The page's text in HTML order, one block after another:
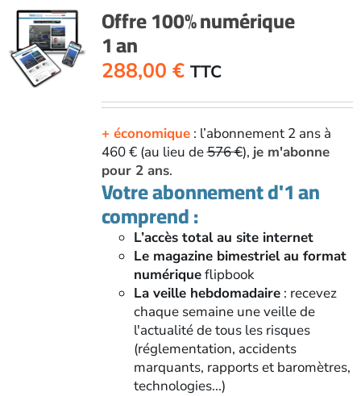
Offre 100% numérique
1 an
288,00 € TTC
+ économique: l’abonnement 2 ans à
460 € (au lieu de576 €), je m'abonne
pour 2 ans.
Votre abonnement d'1 an
comprend :
L’accès total au site internet
Le magazine bimestriel au format
numériqueflipbook
La veille hebdomadaire: recevez
chaque semaine une veille de
l'actualité de tous les risques
(réglementation, accidents
marquants, rapports et baromètres,
technologies...)